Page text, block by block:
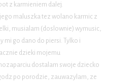
z karmieniem dalej.
maluszka tez wolano karmic z
musialam (doslownie) wymusic,
mi go dano do piersi. Tylko i
dzieki mojemu
dostalam swoje dziecko
po porodzie, zauwazylam, ze